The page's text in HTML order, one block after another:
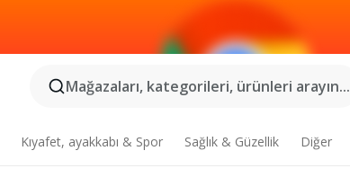
Mağazaları, kategorileri, ürünleri arayın...
Kıyafet, ayakkabı & Spor Sağlık & Güzellik Diğer